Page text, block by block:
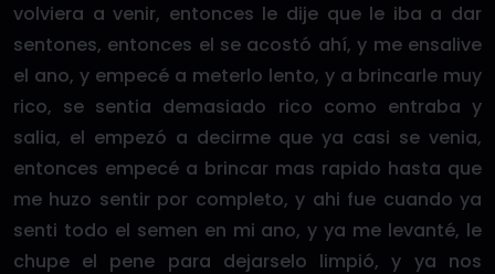
volviera a venir, entonces le dije que le iba a dar
sentones, entonces el se acostó ahí, y me ensalive
el ano, y empecé a meterlo lento, y a brincarle muy
rico, se sentia demasiado rico como entraba y
salia, el empezó a decirme que ya casi se venia,
entonces empecé a brincar mas rapido hasta que
me huzo sentir por completo, y ahi fue cuando ya
senti todo el semen en mi ano, y ya me levanté, le
chupe el pene para dejarselo limpió, y ya nos